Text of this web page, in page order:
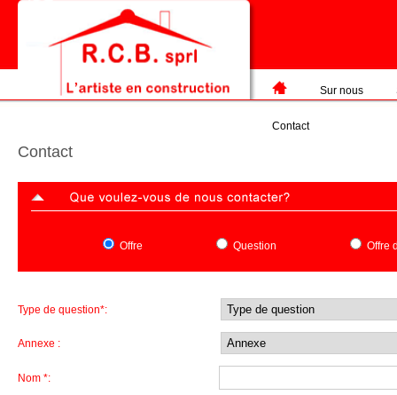
Sur nous
Contact
Contact
Offre Question Offre
Type de question*:
Annexe :
Nom *: